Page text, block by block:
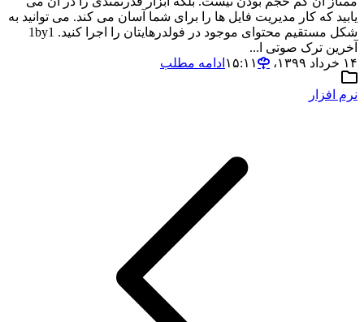
یابید که کار مدیریت فایل ها را برای شما آسان می کند. می توانید به
شکل مستقیم محتوای موجود در فولدرهایتان را اجرا کنید. 1by1
آخرین ترک صوتی ا...
۱۴ خرداد ۱۳۹۹،‏ ۱۵:۱۱
ادامه مطلب
نرم افزار